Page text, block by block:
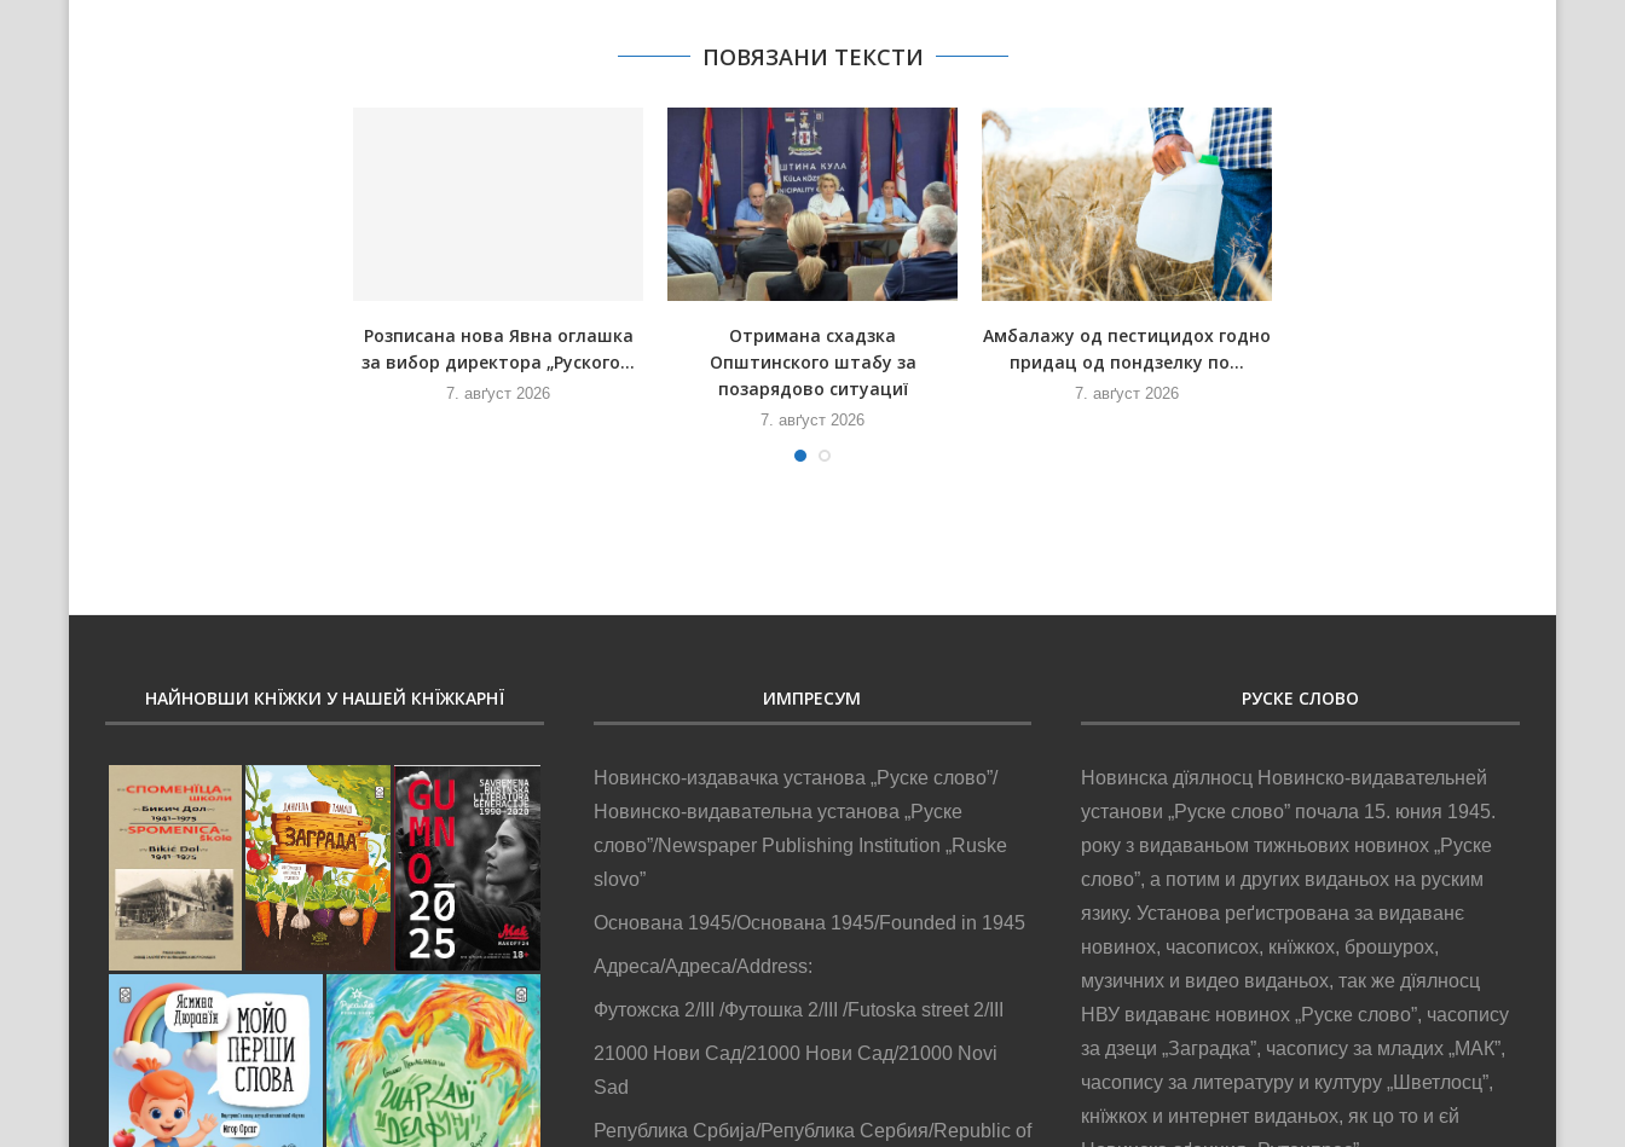
ПОВЯЗАНИ ТЕКСТИ
Розписана нова Явна оглашка
за вибор директора „Руского...
7. авґуст 2026
Отримана схадзка
Општинского штабу за
позарядово ситуациї
7. авґуст 2026
Амбалажу од пестицидох годно
придац од пондзелку по...
7. авґуст 2026
НАЙНОВШИ КНЇЖКИ У НАШЕЙ КНЇЖКАРНЇ ИМПРЕСУМ
Новинско-издавачка установа „Руске слово”/
Новинско-видавательна установа „Руске
слово”/Newspaper Publishing Institution „Ruske
slovo”
Основана 1945/Основана 1945/Founded in 1945
Адреса/Адреса/Address:
Футожска 2/III /Футошка 2/III /Futoska street 2/III
21000 Нови Сад/21000 Нови Сад/21000 Novi
Sad
Република Србија/Република Сербия/Republic of
РУСКЕ СЛОВО
Новинска дїялносц Новинско-видавательней
установи „Руске слово” почала 15. юния 1945.
року з видаваньом тижньових новинох „Руске
слово”, а потим и других виданьох на руским
язику. Установа реґистрована за видаванє
новинох, часописох, кнїжкох, брошурох,
музичних и видео виданьох, так же дїялносц
НВУ видаванє новинох „Руске слово”, часопису
за дзеци „Заградка”, часопису за младих „МАК”,
часопису за литературу и културу „Шветлосц”,
кнїжкох и интернет виданьох, як цо то и єй